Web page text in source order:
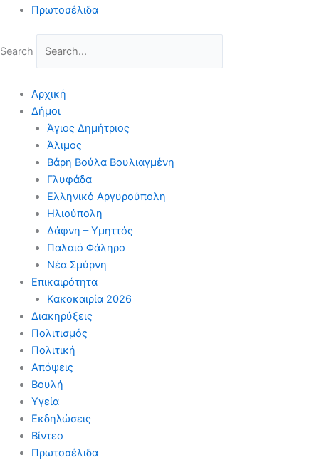
Πρωτοσέλιδα
Search
Αρχική
Δήμοι
Άγιος Δημήτριος
Άλιμος
Βάρη Βούλα Βουλιαγμένη
Γλυφάδα
Ελληνικό Αργυρούπολη
Ηλιούπολη
Δάφνη – Υμηττός
Παλαιό Φάληρο
Νέα Σμύρνη
Επικαιρότητα
Κακοκαιρία 2026
Διακηρύξεις
Πολιτισμός
Πολιτική
Απόψεις
Βουλή
Υγεία
Εκδηλώσεις
Βίντεο
Πρωτοσέλιδα